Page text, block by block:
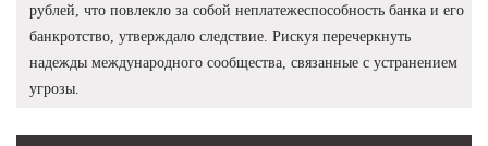
рублей, что повлекло за собой неплатежеспособность банка и его
банкротство, утверждало следствие. Рискуя перечеркнуть
надежды международного сообщества, связанные с устранением
угрозы.